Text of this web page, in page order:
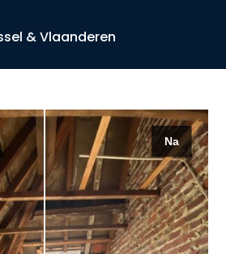
& Vlaanderen
Na